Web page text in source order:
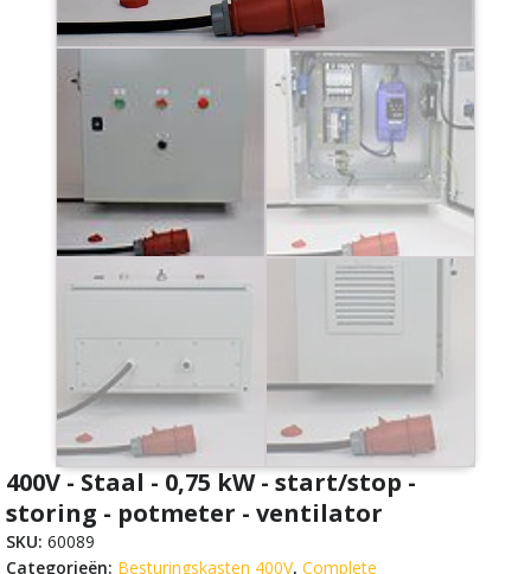
400V - Staal - 0,75 kW - start/stop -
storing - potmeter - ventilator
SKU: 60089
Categorieën: Besturingskasten 400V, Complete